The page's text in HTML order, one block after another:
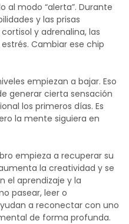
al modo “alerta”. Durante
y las prisas
y adrenalina, las
Cambiar ese chip
empiezan a bajar. Eso
generar cierta sensación
los primeros días. Es
la mente siguiera en
empieza a recuperar su
la creatividad y se
el aprendizaje y la
pasear, leer o
a reconectar con uno
de forma profunda.